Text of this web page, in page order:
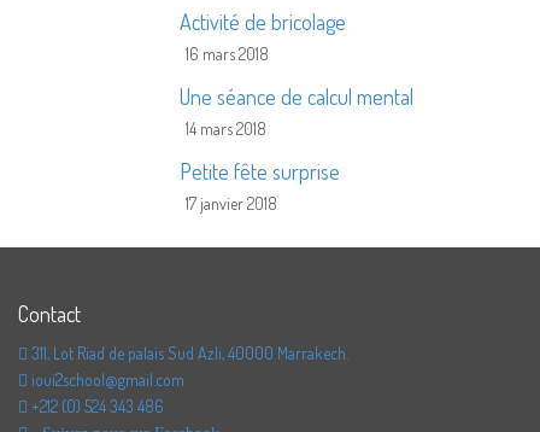
Activité de bricolage
16 mars 2018
Une séance de calcul mental
14 mars 2018
Petite fête surprise
17 janvier 2018
Contact
311, Lot Riad de palais Sud Azli, 40000 Marrakech.
ioui2school@gmail.com
+212 (0) 524 343 486